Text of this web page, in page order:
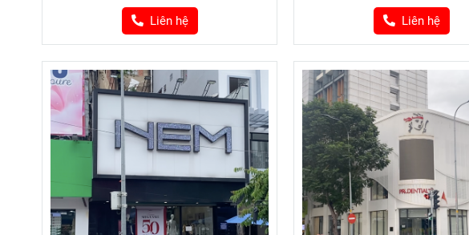
Liên hệ
Liên hệ